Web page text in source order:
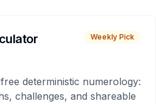
Weekly Pick
deterministic numerology:
challenges, and shareable